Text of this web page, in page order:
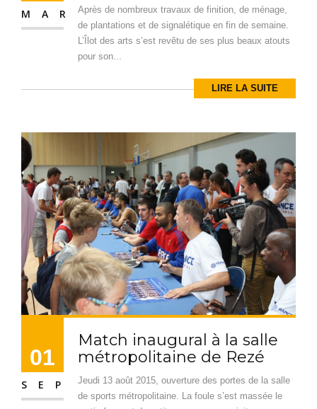
MAR
Après de nombreux travaux de finition, de ménage,
de plantations et de signalétique en fin de semaine.
L’Îlot des arts s’est revêtu de ses plus beaux atouts
pour son...
LIRE LA SUITE
01
SEP
Match inaugural à la salle
métropolitaine de Rezé
Jeudi 13 août 2015, ouverture des portes de la salle
de sports métropolitaine. La foule s’est massée le